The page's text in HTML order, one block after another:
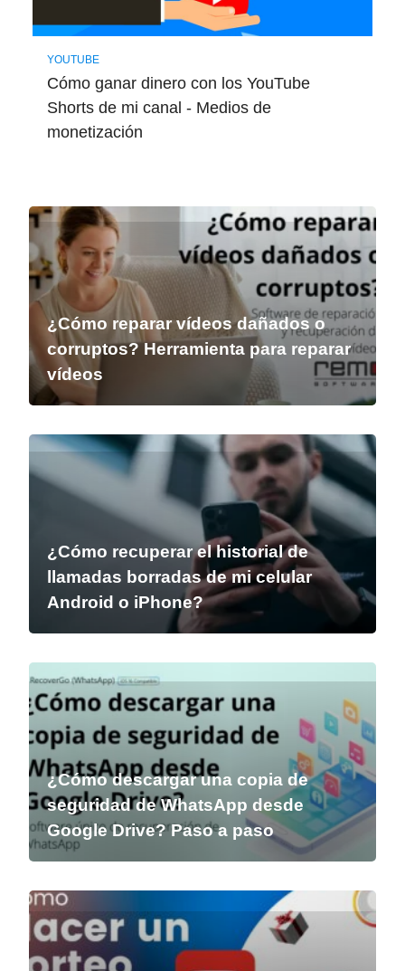
YOUTUBE
Cómo ganar dinero con los YouTube
Shorts de mi canal - Medios de
monetización
¿Cómo reparar vídeos dañados o
corruptos? Herramienta para reparar
vídeos
¿Cómo recuperar el historial de
llamadas borradas de mi celular
Android o iPhone?
¿Cómo descargar una copia de
seguridad de WhatsApp desde
Google Drive? Paso a paso